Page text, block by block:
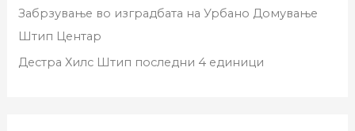
Забрзување во изградбата на Урбано Домување
Штип Центар
Дестра Хилс Штип последни 4 единици